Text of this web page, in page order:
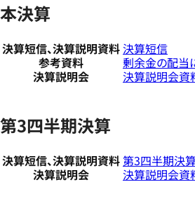
本決算
決算短信、決算説明資料決算短信
参考資料
剰余金の配当
決算説明会
決算説明会資
第3四半期決算
決算短信、決算説明資料第3四半期決
決算説明会
決算説明会資